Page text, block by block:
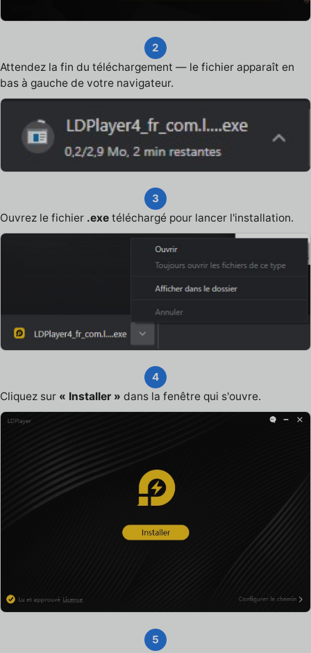
2
Attendez la fin du téléchargement — le fichier apparaît en
bas à gauche de votre navigateur.
3
Ouvrez le fichier .exe téléchargé pour lancer l'installation.
4
Cliquez sur « Installer » dans la fenêtre qui s'ouvre.
5